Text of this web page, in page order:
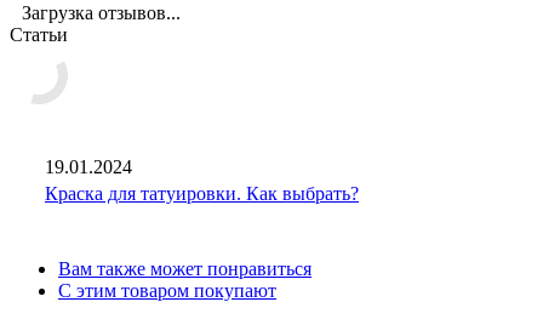
Загрузка отзывов...
Статьи
19.01.2024
Краска для татуировки. Как выбрать?
Вам также может понравиться
С этим товаром покупают